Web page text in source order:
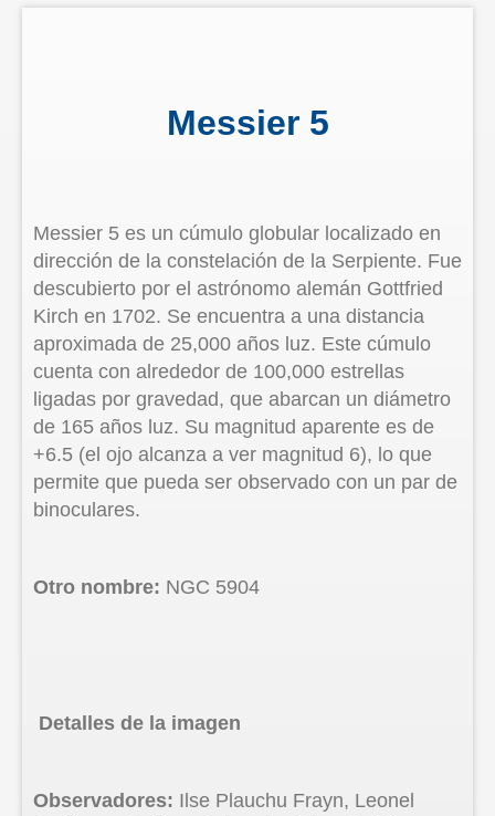
Messier 5
Messier 5 es un cúmulo globular localizado en
dirección de la constelación de la Serpiente. Fue
descubierto por el astrónomo alemán Gottfried
Kirch en 1702. Se encuentra a una distancia
aproximada de 25,000 años luz. Este cúmulo
cuenta con alrededor de 100,000 estrellas
ligadas por gravedad, que abarcan un diámetro
de 165 años luz. Su magnitud aparente es de
+6.5 (el ojo alcanza a ver magnitud 6), lo que
permite que pueda ser observado con un par de
binoculares.
Otro nombre: NGC 5904
Detalles de la imagen
Observadores: Ilse Plauchu Frayn, Leonel